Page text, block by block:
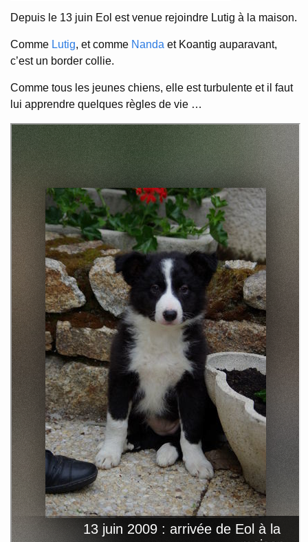
Depuis le 13 juin Eol est venue rejoindre Lutig à la maison.
Comme Lutig, et comme Nanda et Koantig auparavant,
c’est un border collie.
Comme tous les jeunes chiens, elle est turbulente et il faut
lui apprendre quelques règles de vie …